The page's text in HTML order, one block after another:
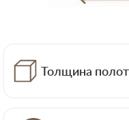
Толщина